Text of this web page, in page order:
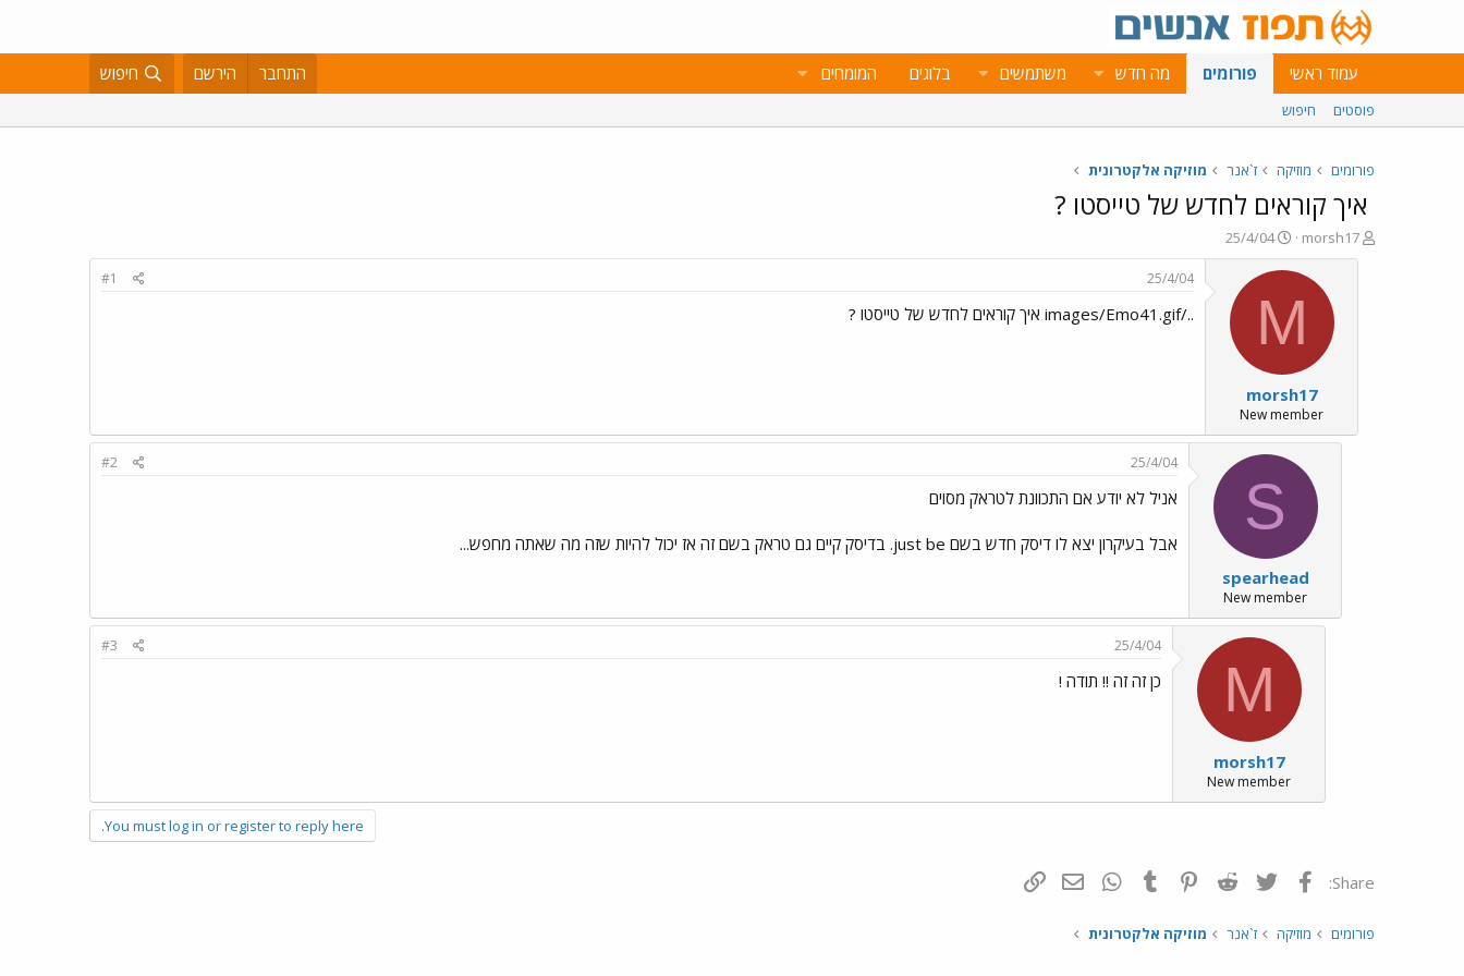
עמוד ראשי פורומים מה חדש משתמשים בלוגים המומחים התחבר הירשם חיפוש
פוסטים חיפוש
פורומים מוזיקה ז`אנר מוזיקה אלקטרונית
איך קוראים לחדש של טייסטו ?
פ
ו
morsh17
פ
ו
ר
ם
ב
א
ר
י
ך
25/4/04
M
morsh17
New member
25/4/04
#1
../images/Emo41.gif איך קוראים לחדש של טייסטו ?
S
spearhead
New member
25/4/04
#2
אניל לא יודע אם התכוונת לטראק מסוים
אבל בעיקרון יצא לו דיסק חדש בשם just be. בדיסק קיים גם טראק בשם זה אז יכול להיות שזה מה שאתה מחפש...
M
morsh17
New member
25/4/04
#3
כן זה זה !! תודה !
You must log in or register to reply here.
Share: פייסבוק Twitter
Reddit
Pinterest
Tumblr
WhatsAppדואר אלקטרוני
פורומים מוזיקה ז`אנר מוזיקה אלקטרונית